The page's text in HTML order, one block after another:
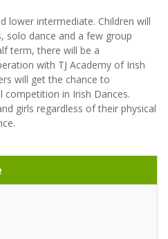
lower intermediate. Children will
solo dance and a few group
term, there will be a
with TJ Academy of Irish
will get the chance to
in Irish Dances.
girls regardless of their physical